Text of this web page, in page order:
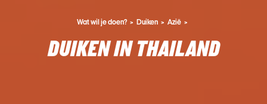
Wat wil je doen? Duiken Azië
DUIKEN IN THAILAND